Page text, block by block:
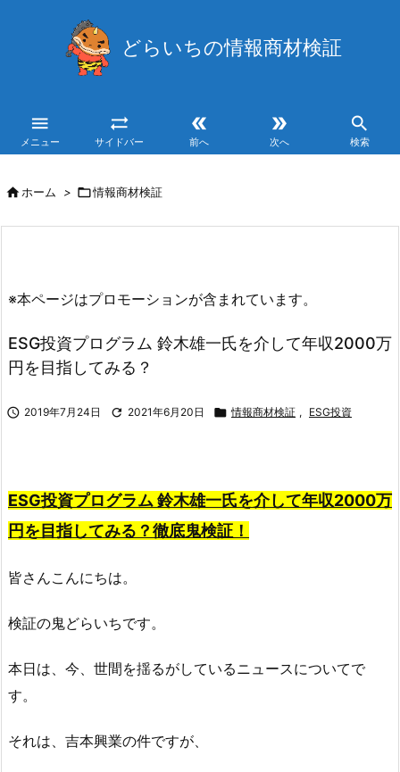
どらいちの情報商材検証

メニュー

サイドバー

前へ

次へ

検索
ホーム > 情報商材検証
※本ページはプロモーションが含まれています。
ESG投資プログラム 鈴木雄一氏を介して年収2000万
円を目指してみる？
 2019年7月24日  2021年6月20日  情報商材検証 , ESG投資
ESG投資プログラム 鈴木雄一氏を介して年収2000万
円を目指してみる？徹底鬼検証！
皆さんこんにちは。
検証の鬼どらいちです。
本日は、今、世間を揺るがしているニュースについてで
す。
それは、吉本興業の件ですが、